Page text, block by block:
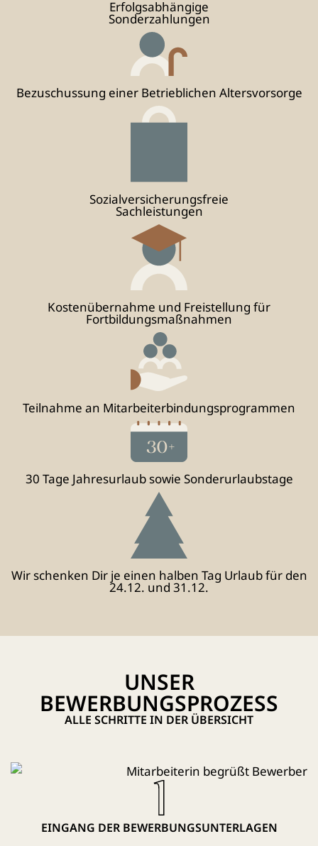
Erfolgsabhängige
Sonderzahlungen
Bezuschussung einer Betrieblichen Altersvorsorge
Sozial­versicherungs­freie
Sachleistungen
Kostenübernahme und Freistellung für
Fortbildungs­maßnahmen
Teilnahme an Mitarbeiter­bindungs­programmen
30 Tage Jahresurlaub sowie Sonder­urlaubs­tage
Wir schenken Dir je einen halben Tag Urlaub für den
24.12. und 31.12.
UNSER
BEWERBUNGSPROZESS
ALLE SCHRITTE IN DER ÜBERSICHT
EINGANG DER BEWERBUNGSUNTERLAGEN